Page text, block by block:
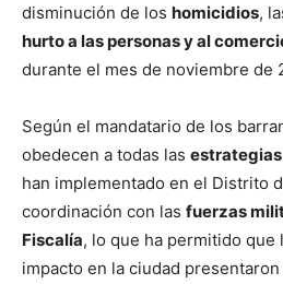
disminución de los homicidios,
hurto a las personas y al
durante el mes de noviembre de
Según el mandatario de los
obedecen a todas las
han implementado en el Distrito
coordinación con las fuerzas
Fiscalía, lo que ha permitido
impacto en la ciudad presentaron